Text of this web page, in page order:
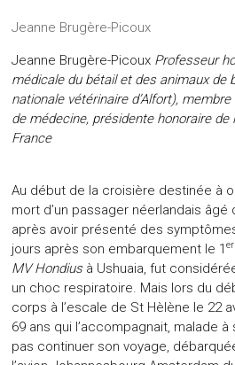
Jeanne Brugère-Picoux
Jeanne Brugère-Picoux Professeur
médicale du bétail et des animaux de
nationale vétérinaire d’Alfort),
de médecine, présidente honoraire de
France
Au début de la croisière destinée à
mort d’un passager néerlandais âgé
après avoir présenté des
jours après son embarquement le 1er
MV Hondius à Ushuaia, fut
un choc respiratoire. Mais lors du
corps à l’escale de St Hèlène le 22
69 ans qui l’accompagnait, malade
pas continuer son voyage,